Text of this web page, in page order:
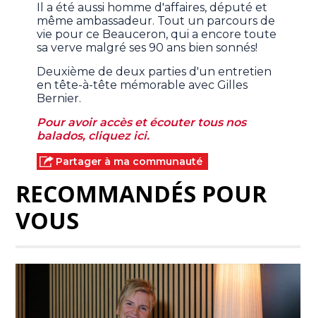
Il a été aussi homme d'affaires, député et
même ambassadeur. Tout un parcours de
vie pour ce Beauceron, qui a encore toute
sa verve malgré ses 90 ans bien sonnés!
Deuxième de deux parties d'un entretien
en tête-à-tête mémorable avec Gilles
Bernier.
Pour avoir accès et écouter tous nos
balados, cliquez ici.
Partager à ma communauté
RECOMMANDÉS POUR
VOUS